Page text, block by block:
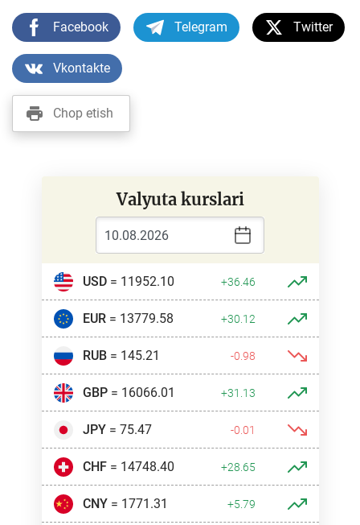
Facebook Telegram Twitter
Vkontakte
Chop etish
Valyuta kurslari
USD= 11952.10 +36.46
EUR= 13779.58 +30.12
RUB= 145.21 -0.98
GBP= 16066.01 +31.13
JPY= 75.47 -0.01
CHF= 14748.40 +28.65
CNY= 1771.31 +5.79